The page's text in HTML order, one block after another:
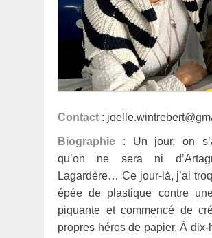
Contact :
Biographie : Un jour, on
qu’on ne sera ni
Lagardère… Ce jour-là, j’ai
épée de plastique contre
piquante et commencé de
propres héros de papier. À dix-